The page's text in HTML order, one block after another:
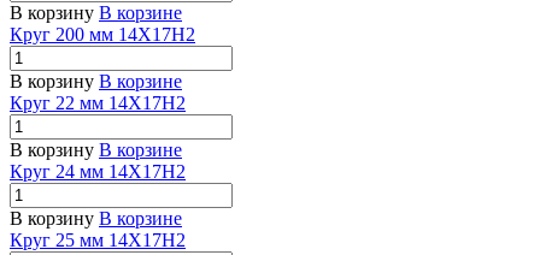
В корзину В корзине
Круг 200 мм 14Х17Н2
В корзину В корзине
Круг 22 мм 14Х17Н2
В корзину В корзине
Круг 24 мм 14Х17Н2
В корзину В корзине
Круг 25 мм 14Х17Н2